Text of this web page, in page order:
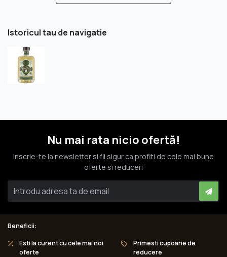
Istoricul tau de navigatie
Nu mai rata nicio ofertă!
Inscrie-te la newsletter si fii sigur ca profiti de cele mai bune
oferte si reduceri
Beneficii:
Esti la curent cu cele mai noi
oferte
Primesti cupoane de
reducere